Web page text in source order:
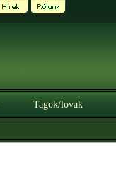
Tagok/lovak